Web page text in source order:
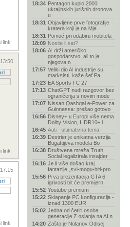
link
link
link
18:34 Pentagon kupio 2000
ukrajinskih jurišnih dronova
u
18:31 Objavljene prve fotografije
kratera koji je na Mje
18:31 Pomoć pri odabiru mobitela
18:09 Nosite li sat?
18:06 AI drži američko
gospodarstvo, ali to je
njegova n
17:57 Veliki dio AI industrije su
marksisti, kaže šef Pa
17:23 EA Sports FC 27
17:13 ChatGPT nudi razgovor bez
ograničenja s novim mode
17:07 Nissan Qashqai e-Power za
Guinnessa: prešao gotovo
16:56 Disney+ u Europi više nema
Dolby Vision, HDR10+ i
16:45 Auti - ultimativna tema
16:39 Destrier je unikatna verzija
Bugattijeva modela Bo
16:38 Društvena mreža Truth
Social legalizirala insajder
16:16 Je li više došao kraj
fantazije „svi-mogu-biti-pro
15:56 Prva prezentacija GTA 6
igrivosti bit će premijern
15:52 Youtube premium
15:22 Sklapanje PC konfiguracija -
iznad 1300 EUR
15:02 Jedna od četiri osobe
generacije Z oslanja na AI n
14:20 Zašto je Nolanov Odisej